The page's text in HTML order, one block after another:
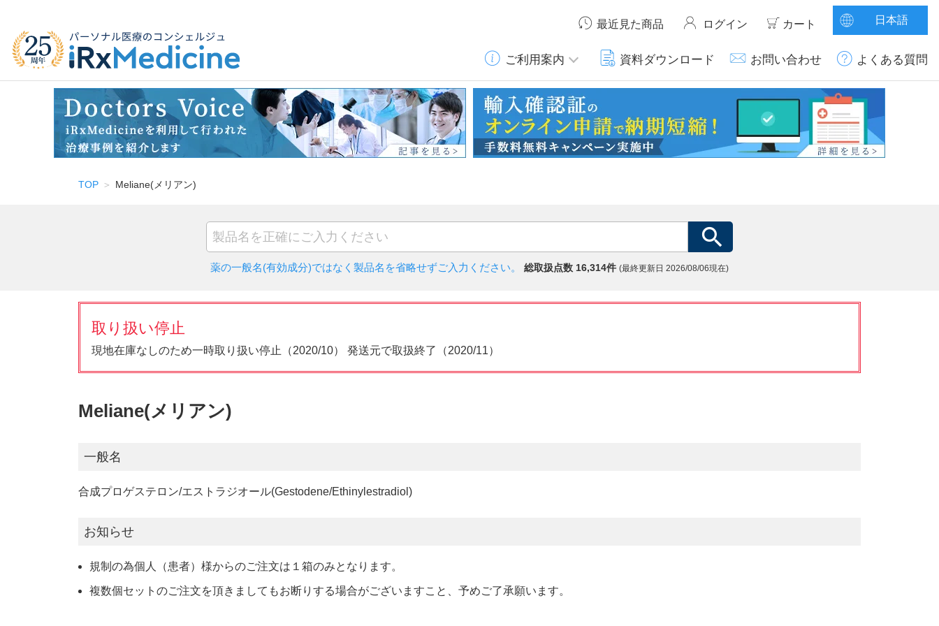
最近見た商品 ログイン カート 日本語
ご利用案内 資料ダウンロード お問い合わせ よくある質問
TOP Meliane(メリアン)
薬の一般名(有効成分)ではなく 製品名を省略せずご入力ください。 総取扱点数 16,314件 (最終更新日 2026/08/06現在)
取り扱い停止
現地在庫なしのため一時取り扱い停止（2020/10） 発送元で取扱終了（2020/11）
Meliane(メリアン)
一般名
合成プロゲステロン/エストラジオール(Gestodene/Ethinylestradiol)
お知らせ
規制の為個人（患者）様からのご注文は１箱のみとなります。
複数個セットのご注文を頂きましてもお断りする場合がございますこと、予めご了承願います。